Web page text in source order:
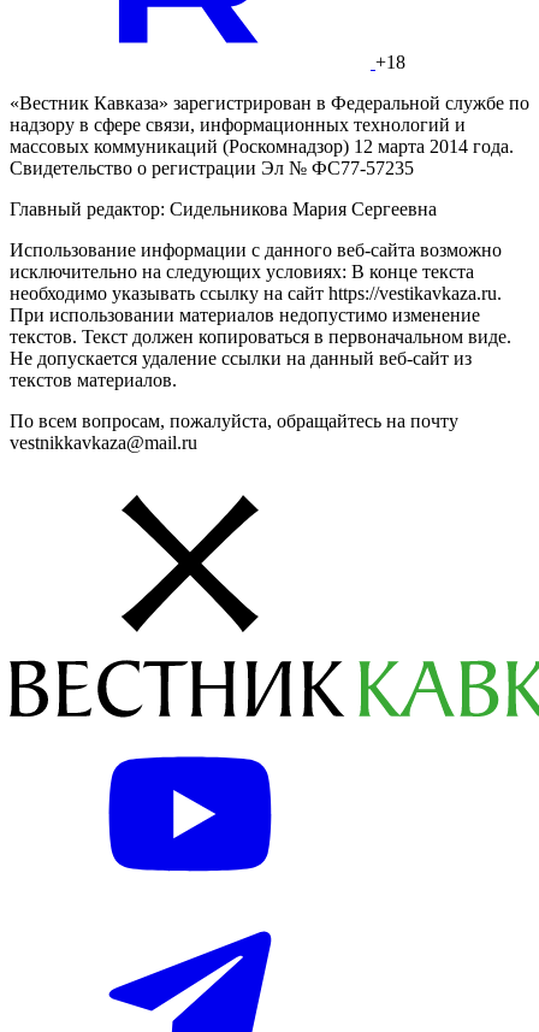
+18
«Вестник Кавказа» зарегистрирован в Федеральной службе по
надзору в сфере связи, информационных технологий и
массовых коммуникаций (Роскомнадзор) 12 марта 2014 года.
Свидетельство о регистрации Эл № ФС77-57235
Главный редактор: Сидельникова Мария Сергеевна
Использование информации с данного веб-сайта возможно
исключительно на следующих условиях: В конце текста
необходимо указывать ссылку на сайт https://vestikavkaza.ru.
При использовании материалов недопустимо изменение
текстов. Текст должен копироваться в первоначальном виде.
Не допускается удаление ссылки на данный веб-сайт из
текстов материалов.
По всем вопросам, пожалуйста, обращайтесь на почту
vestnikkavkaza@mail.ru